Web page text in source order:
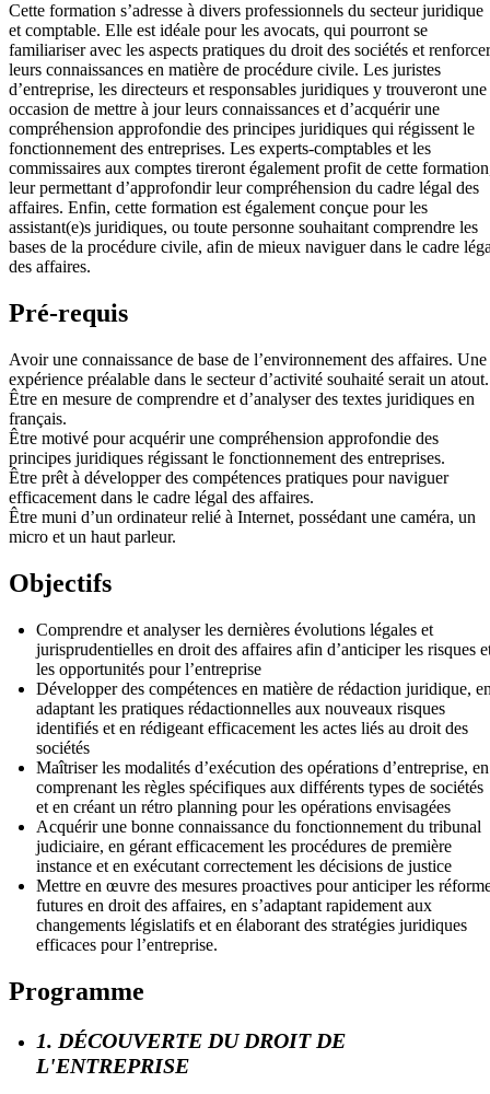
Cette formation s’adresse à divers professionnels du secteur juridique
et comptable. Elle est idéale pour les avocats, qui pourront se
familiariser avec les aspects pratiques du droit des sociétés et renforcer
leurs connaissances en matière de procédure civile. Les juristes
d’entreprise, les directeurs et responsables juridiques y trouveront une
occasion de mettre à jour leurs connaissances et d’acquérir une
compréhension approfondie des principes juridiques qui régissent le
fonctionnement des entreprises. Les experts-comptables et les
commissaires aux comptes tireront également profit de cette
leur permettant d’approfondir leur compréhension du cadre légal des
affaires. Enfin, cette formation est également conçue pour les
assistant(e)s juridiques, ou toute personne souhaitant comprendre les
bases de la procédure civile, afin de mieux naviguer dans le cadre
des affaires.
Pré-requis
Avoir une connaissance de base de l’environnement des affaires. Une
expérience préalable dans le secteur d’activité souhaité serait un atout.
Être en mesure de comprendre et d’analyser des textes juridiques en
français.
Être motivé pour acquérir une compréhension approfondie des
principes juridiques régissant le fonctionnement des entreprises.
Être prêt à développer des compétences pratiques pour naviguer
efficacement dans le cadre légal des affaires.
Être muni d’un ordinateur relié à Internet, possédant une caméra, un
micro et un haut parleur.
Objectifs
Comprendre et analyser les dernières évolutions légales et
jurisprudentielles en droit des affaires afin d’anticiper les risques
les opportunités pour l’entreprise
Développer des compétences en matière de rédaction juridique,
adaptant les pratiques rédactionnelles aux nouveaux risques
identifiés et en rédigeant efficacement les actes liés au droit des
sociétés
Maîtriser les modalités d’exécution des opérations d’entreprise, en
comprenant les règles spécifiques aux différents types de sociétés
et en créant un rétro planning pour les opérations envisagées
Acquérir une bonne connaissance du fonctionnement du tribunal
judiciaire, en gérant efficacement les procédures de première
instance et en exécutant correctement les décisions de justice
Mettre en œuvre des mesures proactives pour anticiper les
futures en droit des affaires, en s’adaptant rapidement aux
changements législatifs et en élaborant des stratégies juridiques
efficaces pour l’entreprise.
Programme
1. DÉCOUVERTE DU DROIT DE
L'ENTREPRISE